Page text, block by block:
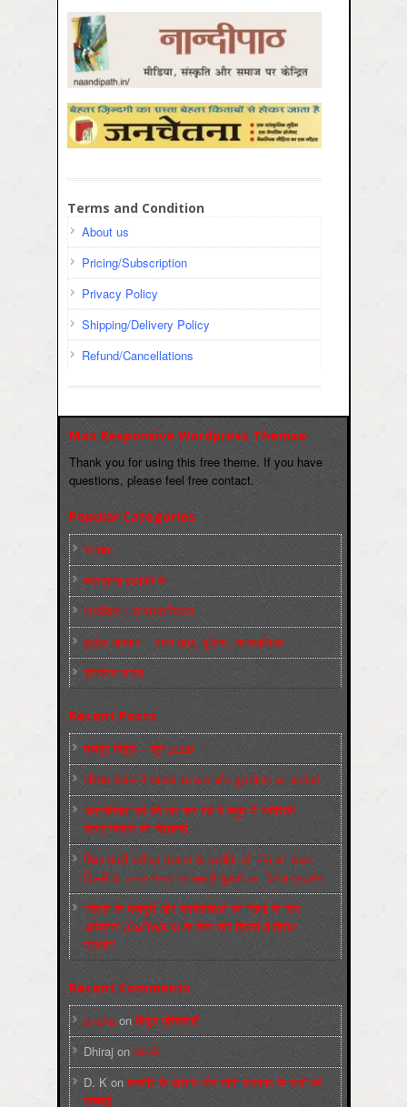
Terms and Condition
About us
Pricing/Subscription
Privacy Policy
Shipping/Delivery Policy
Refund/Cancellations
Max Responsive Wordpress Themse
Thank you for using this free theme. If you have
questions, please feel free contact.
Popular Categories
Slider
कारख़ाना इलाक़ों से
फ़ासीवाद / साम्‍प्रदायिकता
बुर्जुआ जनवाद – दमन तंत्र, पुलिस, न्‍यायपालिका
संघर्षरत जनता
Recent Posts
मज़दूर बिगुल – जून 2026
पश्चिम बंगाल में भाजपा सरकार और बुलडोज़र का आतंक!
अमानवीयता की हदें पार कर रही है क्यूबा में अमेरिकी
साम्राज्यवाद की घेराबन्दी
शिक्षा मंत्री धर्मेन्द्र प्रधान के इस्तीफ़े की माँग को लेकर
दिल्ली के जन्तर-मन्तर पर छात्रों-युवाओं का विरोध प्रदर्शन
‘नोएडा के मज़दूरों और कार्यकर्ताओं की रिहाई के लिए
अभियान’ (CaRWAN) के बैनर तले दिल्ली में विरोध
प्रदर्शन
Recent Comments
sneha on बिगुल पुस्तिकाएँ
Dhiraj on सम्पर्क
D. K on कश्मीर के हालात और मोदी सरकार के दावों की
सच्चाई